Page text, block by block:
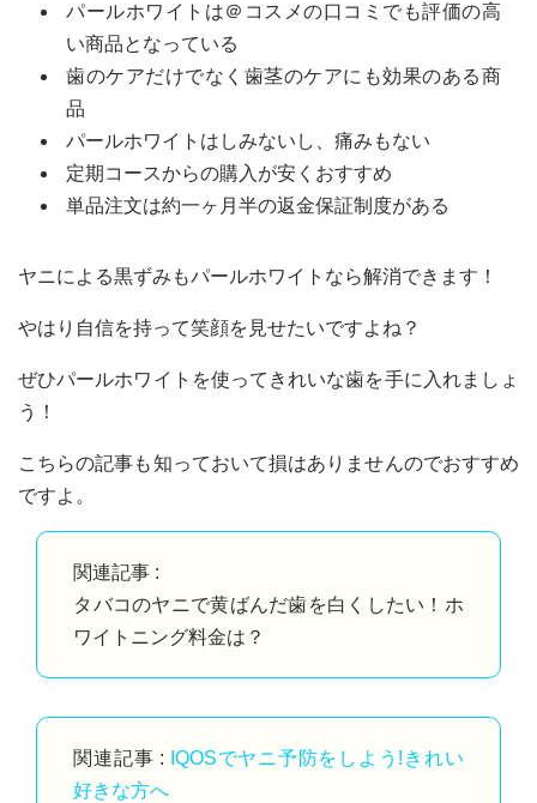
パールホワイトは＠コスメの口コミでも評価の高
い商品となっている
歯のケアだけでなく歯茎のケアにも効果のある商
品
パールホワイトはしみないし、痛みもない
定期コースからの購入が安くおすすめ
単品注文は約一ヶ月半の返金保証制度がある
ヤニによる黒ずみもパールホワイトなら解消できます！
やはり自信を持って笑顔を見せたいですよね？
ぜひパールホワイトを使ってきれいな歯を手に入れましょ
う！
こちらの記事も知っておいて損はありませんのでおすすめ
ですよ。
関連記事 :
タバコのヤニで黄ばんだ歯を白くしたい！ホ
ワイトニング料金は？
関連記事 : IQOSでヤニ予防をしよう!きれい
好きな方へ